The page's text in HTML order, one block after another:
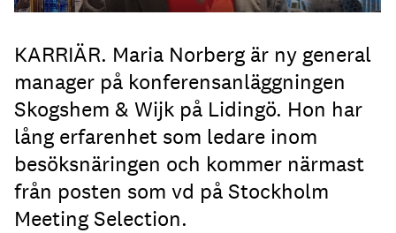
KARRIÄR. Maria Norberg är ny general
manager på konferensanläggningen
Skogshem & Wijk på Lidingö. Hon har
lång erfarenhet som ledare inom
besöksnäringen och kommer närmast
från posten som vd på Stockholm
Meeting Selection.